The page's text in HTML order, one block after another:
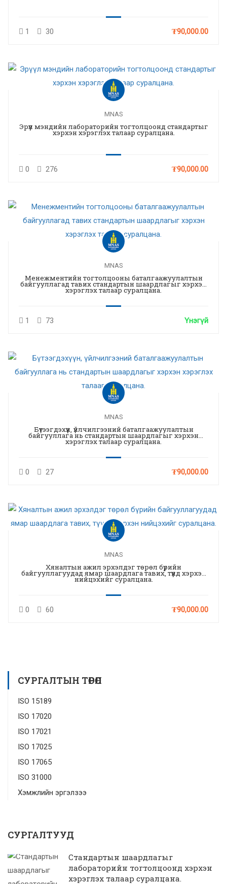
1 30 ₮90,000.00
MNAS
Эрүүл мэндийн лабораторийн тогтолцоонд стандартыг
хэрхэн хэрэглэх талаар суралцана.
0 276 ₮90,000.00
MNAS
Менежментийн тогтолцооны баталгаажуулалтын
байгууллагад тавих стандартын шаардлагыг хэрхэн
хэрэглэх талаар суралцана.
1 73 Үнэгүй
MNAS
Бүтээгдэхүүн, үйлчилгээний баталгаажуулалтын
байгууллага нь стандартын шаардлагыг хэрхэн
хэрэглэх талаар суралцана.
0 27 ₮90,000.00
MNAS
Хяналтын ажил эрхэлдэг төрөл бүрийн
байгууллагуудад ямар шаардлага тавих, түүнд хэрхэн
нийцэхийг суралцана.
0 60 ₮90,000.00
СУРГАЛТЫН ТӨРӨЛ
ISO 15189
ISO 17020
ISO 17021
ISO 17025
ISO 17065
ISO 31000
Хэмжлийн эргэлзээ
СУРГАЛТУУД
Стандартын шаардлагыг
лабораторийн тогтолцоонд хэрхэн
хэрэглэх талаар суралцана.